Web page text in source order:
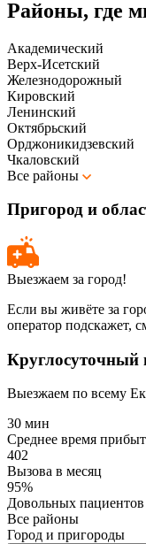
Районы, где
Академический
Верх-Исетский
Железнодорожный
Кировский
Ленинский
Октябрьский
Орджоникидзевский
Чкаловский
Все районы
Пригород и
Выезжаем за город!
Если вы живёте за
оператор подскажет,
Круглосуточный
Выезжаем по всему
30 мин
Среднее время
402
Вызова в месяц
95%
Довольных пациентов
Все районы
Город и пригороды